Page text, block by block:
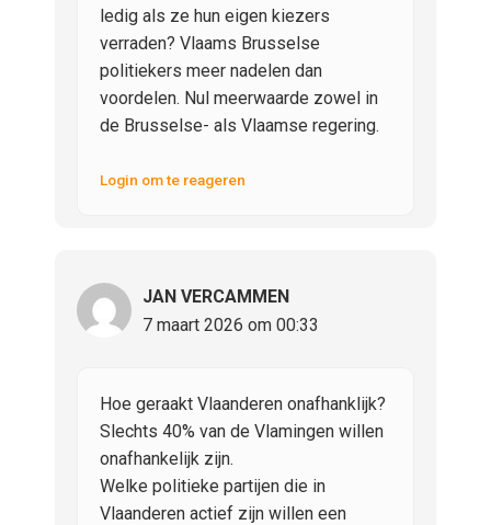
ledig als ze hun eigen kiezers
verraden? Vlaams Brusselse
politiekers meer nadelen dan
voordelen. Nul meerwaarde zowel in
de Brusselse- als Vlaamse regering.
Login om te reageren
JAN VERCAMMEN
7 maart 2026 om 00:33
Hoe geraakt Vlaanderen onafhanklijk?
Slechts 40% van de Vlamingen willen
onafhankelijk zijn.
Welke politieke partijen die in
Vlaanderen actief zijn willen een